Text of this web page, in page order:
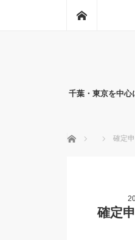
千葉・東京を中心
ホーム 確定
確定